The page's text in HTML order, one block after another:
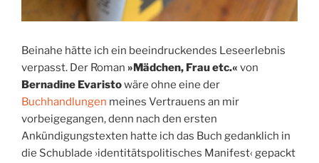
Beinahe hätte ich ein beeindruckendes Leseerlebnis
verpasst. Der Roman »Mädchen, Frau etc.« von
Bernadine Evaristowäre ohne eine der
Buchhandlungen meines Vertrauens an mir
vorbeigegangen, denn nach den ersten
Ankündigungstexten hatte ich das Buch gedanklich in
die Schublade ›identitätspolitisches Manifest‹ gepackt